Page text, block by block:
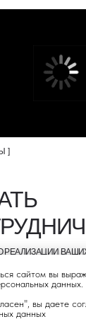
РЕАЛИЗАЦИИ
]
STUDIO.RU
1736
сайтом вы
данных.
вы даете
данных